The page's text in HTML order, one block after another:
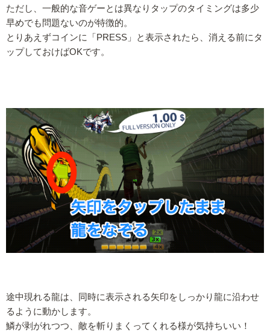
ただし、一般的な音ゲーとは異なりタップのタイミングは多少
早めでも問題ないのが特徴的。
とりあえずコインに「PRESS」と表示されたら、消える前にタ
ップしておけばOKです。
途中現れる龍は、同時に表示される矢印をしっかり龍に沿わせ
るように動かします。
鱗が剥がれつつ、敵を斬りまくってくれる様が気持ちいい！